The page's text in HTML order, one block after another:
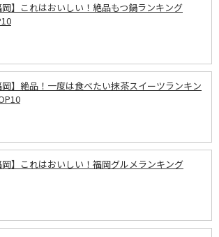
岡】これはおいしい！絶品もつ鍋ランキング
岡】絶品！一度は食べたい抹茶スイーツランキン
岡】これはおいしい！福岡グルメランキング